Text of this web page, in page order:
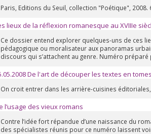
Paris, Editions du Seuil, collection "Poétique", 2008.
lieux de la réflexion romanesque au XVIIIe
Ce dossier entend explorer quelques-uns de ces
pédagogique ou moralisateur aux panoramas
discours qui s’attachent au genre. Numéro
De l'art de découper les textes en
On croit entrer dans les arrière-cuisines
l’usage des vieux romans
Contre l’idée fort répandue d’une naissance du
des spécialistes réunis pour ce numéro laissent